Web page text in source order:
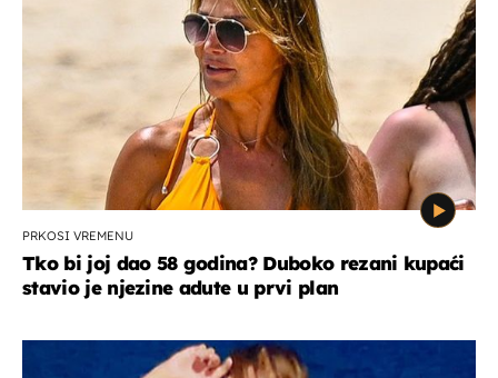
PRKOSI VREMENU
Tko bi joj dao 58 godina? Duboko rezani kupaći
stavio je njezine adute u prvi plan